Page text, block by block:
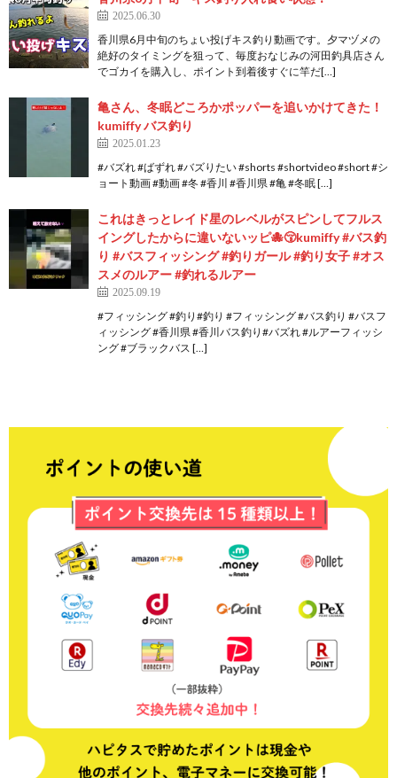
2025.06.30
香川県6月中旬のちょい投げキス釣り動画です。夕マヅメの
絶好のタイミングを狙って、毎度おなじみの河田釣具店さん
でゴカイを購入し、ポイント到着後すぐに竿だ[…]
亀さん、冬眠どころかポッパーを追いかけてきた！
kumiffy バス釣り
2025.01.23
#バズれ #ばずれ #バズりたい #shorts #shortvideo #short #シ
ョート動画 #動画 #冬 #香川 #香川県 #亀 #冬眠 […]
これはきっとレイド星のレベルがスピンしてフルス
イングしたからに違いないッピ🐙😚kumiffy #バス釣
り #バスフィッシング #釣りガール #釣り女子 #オス
スメのルアー #釣れるルアー
2025.09.19
#フィッシング #釣り#釣り #フィッシング #バス釣り #バスフ
ィッシング #香川県 #香川バス釣り#バズれ #ルアーフィッシ
ング #ブラックバス […]